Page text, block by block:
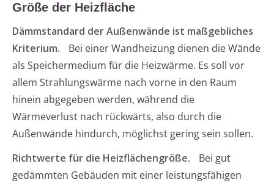
Größe der Heizfläche
Dämmstandard der Außenwände ist maßgebliches
Kriterium.
Bei einer Wandheizung dienen die Wände
als Speichermedium für die Heizwärme. Es soll vor
allem Strahlungswärme nach vorne in den Raum
hinein abgegeben werden, während die
Wärmeverlust nach rückwärts, also durch die
Außenwände hindurch, möglichst gering sein sollen.
Richtwerte für die Heizflächengröße.
Bei gut
gedämmten Gebäuden mit einer leistungsfähigen